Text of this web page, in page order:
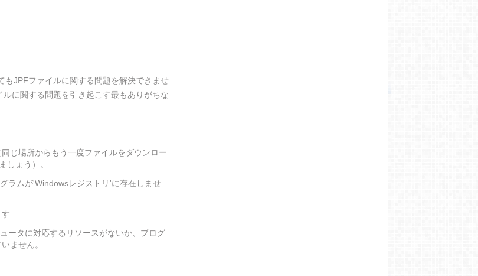
JPFファイルに関する問題を解決できませ
に関する問題を引き起こす最もありがちな
じ場所からもう一度ファイルをダウンロー
しょう）。
ラムが'Windowsレジストリ'に存在しませ
ータに対応するリソースがないか、プログ
ません。